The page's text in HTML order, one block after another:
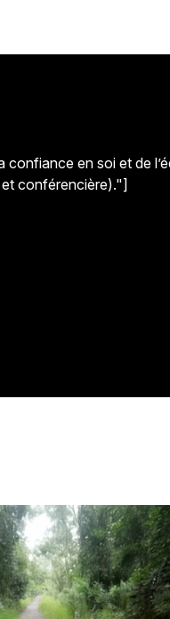
Pêche Santé
en soi et de
conférencière)."]